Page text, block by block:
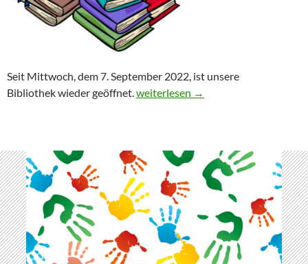
Seit Mittwoch, dem 7. September 2022, ist unsere
Bibliothek wieder geöffnet. Unsere Bücherei ist wieder geöffnet
weiterlesen →